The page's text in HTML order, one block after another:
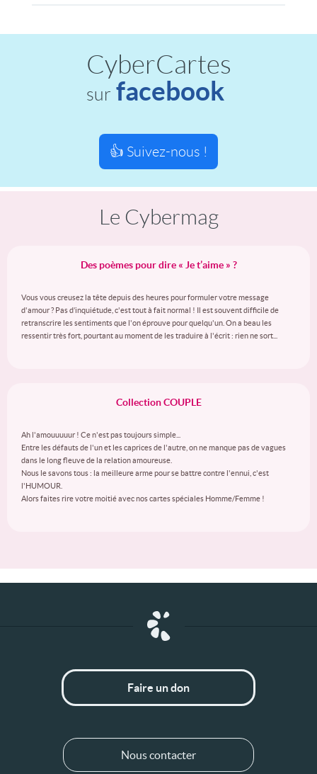
CyberCartes
sur facebook
👍 Suivez-nous !
Le Cybermag
Des poèmes pour dire « Je t’aime » ?
Vous vous creusez la tête depuis des heures pour formuler votre message
d'amour ? Pas d’inquiétude, c'est tout à fait normal ! Il est souvent difficile de
retranscrire les sentiments que l'on éprouve pour quelqu'un. On a beau les
ressentir très fort, pourtant au moment de les traduire à l'écrit : rien ne sort...
Collection COUPLE
Ah l'amouuuuur ! Ce n'est pas toujours simple...
Entre les défauts de l'un et les caprices de l'autre, on ne manque pas de vagues
dans le long fleuve de la relation amoureuse.
Nous le savons tous : la meilleure arme pour se battre contre l'ennui, c'est
l'HUMOUR.
Alors faites rire votre moitié avec nos cartes spéciales Homme/Femme !
Faire un don
Nous contacter